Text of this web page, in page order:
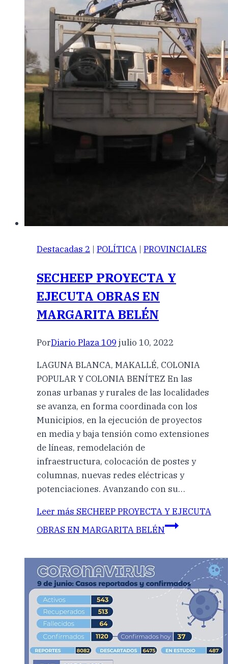
Destacadas 2 | POLÍTICA | PROVINCIALES
SECHEEP PROYECTA Y
EJECUTA OBRAS EN
MARGARITA BELÉN
PorDiario Plaza 109 julio 10, 2022
LAGUNA BLANCA, MAKALLÉ, COLONIA
POPULAR Y COLONIA BENÍTEZ En las
zonas urbanas y rurales de las localidades
se avanza, en forma coordinada con los
Municipios, en la ejecución de proyectos
en media y baja tensión como extensiones
de líneas, remodelación de
infraestructura, colocación de postes y
columnas, nuevas redes eléctricas y
potenciaciones. Avanzando con su…
Leer más SECHEEP PROYECTA Y EJECUTA
OBRAS EN MARGARITA BELÉN